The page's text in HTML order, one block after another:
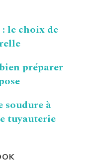
le choix de
préparer
soudure à
tuyauterie